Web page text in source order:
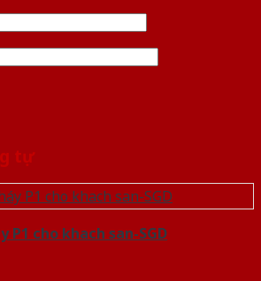
tự
P1 cho khach san-SGD